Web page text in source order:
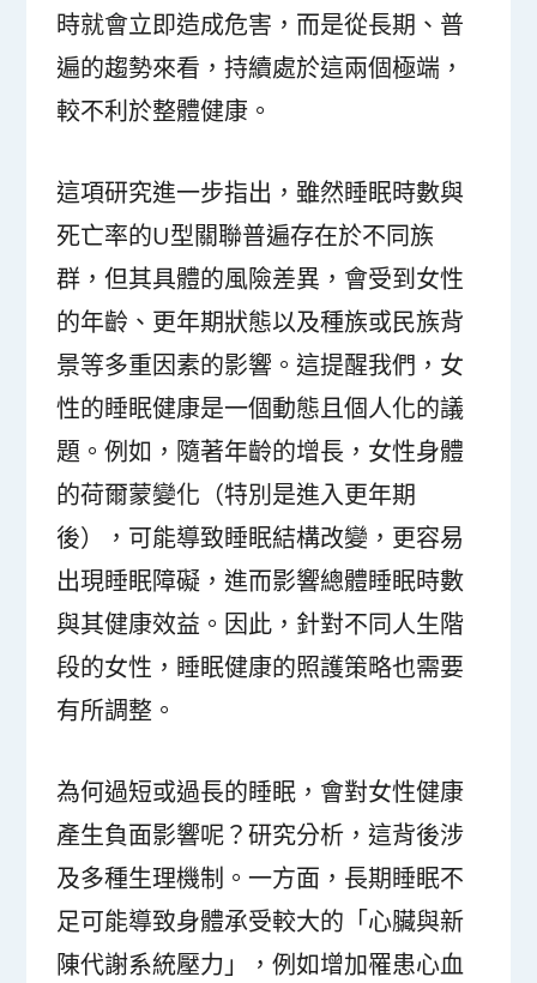
時就會立即造成危害，而是從長期、普
遍的趨勢來看，持續處於這兩個極端，
較不利於整體健康。
這項研究進一步指出，雖然睡眠時數與
死亡率的U型關聯普遍存在於不同族
群，但其具體的風險差異，會受到女性
的年齡、更年期狀態以及種族或民族背
景等多重因素的影響。這提醒我們，女
性的睡眠健康是一個動態且個人化的議
題。例如，隨著年齡的增長，女性身體
的荷爾蒙變化（特別是進入更年期
後），可能導致睡眠結構改變，更容易
出現睡眠障礙，進而影響總體睡眠時數
與其健康效益。因此，針對不同人生階
段的女性，睡眠健康的照護策略也需要
有所調整。
為何過短或過長的睡眠，會對女性健康
產生負面影響呢？研究分析，這背後涉
及多種生理機制。一方面，長期睡眠不
足可能導致身體承受較大的「心臟與新
陳代謝系統壓力」，例如增加罹患心血